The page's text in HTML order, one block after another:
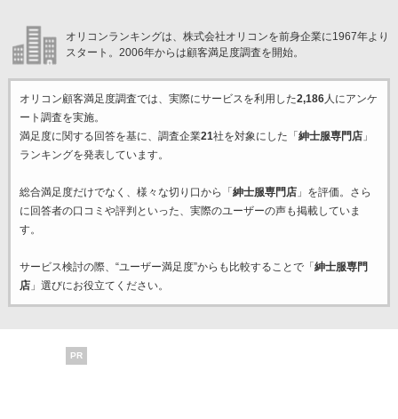
オリコンランキングは、株式会社オリコンを前身企業に1967年より
スタート。2006年からは顧客満足度調査を開始。
オリコン顧客満足度調査では、実際にサービスを利用した2,186人にアンケ
ート調査を実施。
満足度に関する回答を基に、調査企業21社を対象にした「 紳士服専門店」
ランキングを発表しています。
総合満足度だけでなく、様々な切り口から「 紳士服専門店」を評価。さら
に回答者の口コミや評判といった、実際のユーザーの声も掲載していま
す。
サービス検討の際、“ユーザー満足度”からも比較することで「 紳士服専門
店」選びにお役立てください。
PR